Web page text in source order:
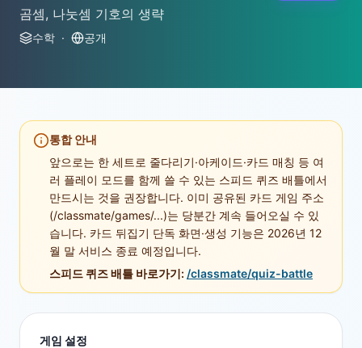
곰셈, 나눗셈 기호의 생략
수학 · 공개
통합 안내
앞으로는 한 세트로 줄다리기·아케이드·카드 매칭 등 여
러 플레이 모드를 함께 쓸 수 있는 스피드 퀴즈 배틀에서
만드시는 것을 권장합니다. 이미 공유된 카드 게임 주소
(/classmate/games/...)는 당분간 계속 들어오실 수 있
습니다. 카드 뒤집기 단독 화면·생성 기능은 2026년 12
월 말 서비스 종료 예정입니다.
스피드 퀴즈 배틀 바로가기: /classmate/quiz-battle
게임 설정